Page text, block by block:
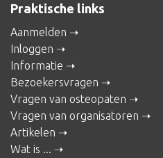
Praktische links
Aanmelden
Inloggen
Informatie
Bezoekersvragen
Vragen van osteopaten
Vragen van organisatoren
Artikelen
Wat is ...